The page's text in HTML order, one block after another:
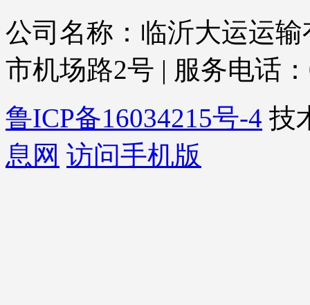
公司名称：临沂大运运
市机场路2号 | 服务电话
鲁ICP备16034215号-4 技
息网 访问手机版